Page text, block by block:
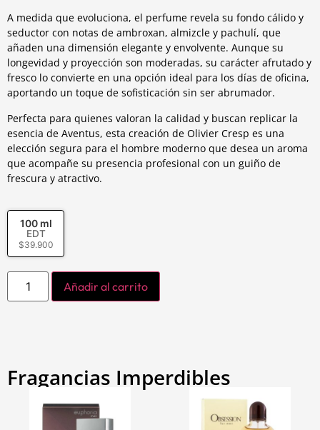
A medida que evoluciona, el perfume revela su fondo cálido y
seductor con notas de ambroxan, almizcle y pachulí, que
añaden una dimensión elegante y envolvente. Aunque su
longevidad y proyección son moderadas, su carácter afrutado y
fresco lo convierte en una opción ideal para los días de oficina,
aportando un toque de sofisticación sin ser abrumador.
Perfecta para quienes valoran la calidad y buscan replicar la
esencia de Aventus, esta creación de Olivier Cresp es una
elección segura para el hombre moderno que desea un aroma
que acompañe su presencia profesional con un guiño de
frescura y atractivo.
100 ml
EDT
$39.900
Añadir al carrito
Fragancias Imperdibles